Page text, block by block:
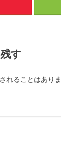
す
れることはありま